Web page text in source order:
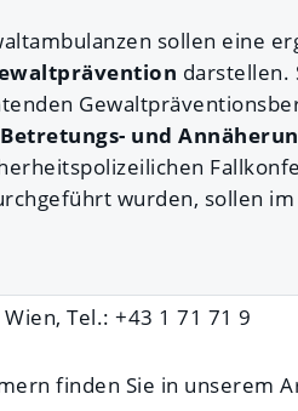
sollen eine
darstellen.
Betretungs- und
wurden, sollen
Tel.: +43 1 71 71 9
finden Sie in unserem